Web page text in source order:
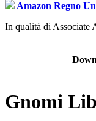
Amazon Regno
In qualità di Associate
Gnomi